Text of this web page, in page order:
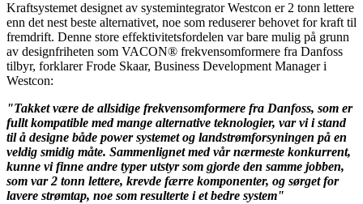
Kraftsystemet designet av systemintegrator Westcon er 2 tonn lettere
enn det nest beste alternativet, noe som reduserer behovet for kraft til
fremdrift. Denne store effektivitetsfordelen var bare mulig på grunn
av designfriheten som VACON® frekvensomformere fra Danfoss
tilbyr, forklarer Frode Skaar, Business Development Manager i
Westcon:
"Takket være de allsidige frekvensomformere fra Danfoss, som er
fullt kompatible med mange alternative teknologier, var vi i stand
til å designe både power systemet og landstrømforsyningen på en
veldig smidig måte. Sammenlignet med vår nærmeste konkurrent,
kunne vi finne andre typer utstyr som gjorde den samme jobben,
som var 2 tonn lettere, krevde færre komponenter, og sørget for
lavere strømtap, noe som resulterte i et bedre system"